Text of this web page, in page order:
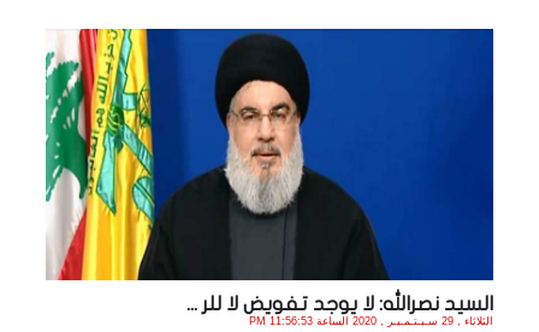
السيد نصرالله: لا يوجد تفويض لا للر ...
الثلاثاء , 29 سـبـتـمـبـر , 2020 الساعة 11:56:53 PM